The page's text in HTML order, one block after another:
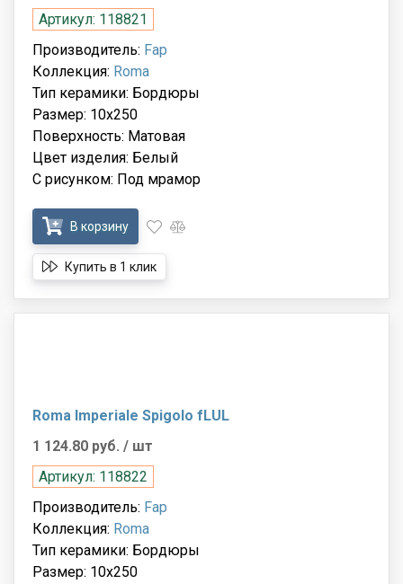
Артикул: 118821
Производитель: Fap
Коллекция: Roma
Тип керамики: Бордюры
Размер: 10x250
Поверхность: Матовая
Цвет изделия: Белый
С рисунком: Под мрамор
В корзину
Купить в 1 клик
Roma Imperiale Spigolo fLUL
1 124.80 руб. / шт
Артикул: 118822
Производитель: Fap
Коллекция: Roma
Тип керамики: Бордюры
Размер: 10x250